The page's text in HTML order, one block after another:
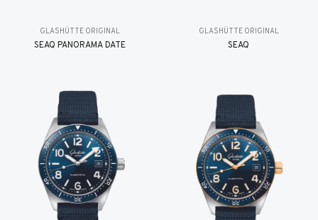
GLASHÜTTE ORIGINAL
SEAQ PANORAMA DATE
GLASHÜTTE ORIGINAL
SEAQ